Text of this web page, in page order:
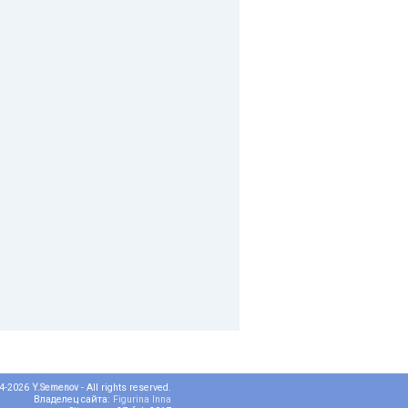
2026 Y.Semenov - All rights reserved.
Владелец сайта: Figurina Inna